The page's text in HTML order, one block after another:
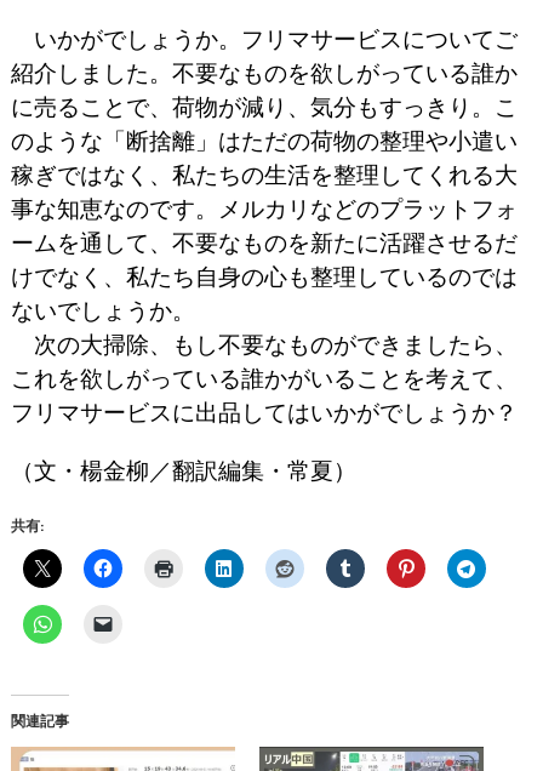
いかがでしょうか。フリマサービスについてご
紹介しました。不要なものを欲しがっている誰か
に売ることで、荷物が減り、気分もすっきり。こ
のような「断捨離」はただの荷物の整理や小遣い
稼ぎではなく、私たちの生活を整理してくれる大
事な知恵なのです。メルカリなどのプラットフォ
ームを通して、不要なものを新たに活躍させるだ
けでなく、私たち自身の心も整理しているのでは
ないでしょうか。
次の大掃除、もし不要なものができましたら、
これを欲しがっている誰かがいることを考えて、
フリマサービスに出品してはいかがでしょうか？
（文・楊金柳／翻訳編集・常夏）
共有:
関連記事